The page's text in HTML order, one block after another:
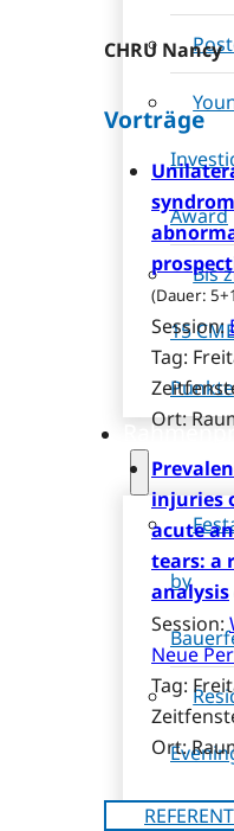
Award
Bis
15
Punkte
by
by
CHRU Nancy
Vorträge
(Dauer:
Session:
Tag:
Ort:
injuries
acute
tears: a
analysis
Session:
Neue
Tag:
Ort: